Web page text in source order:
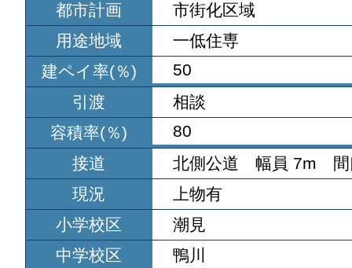
都市計画
市街化区域
用途地域
一低住専
建ペイ率(％)
50
引渡
相談
容積率(％)
80
接道
北側公道 幅員 7m 間
現況
上物有
小学校区
潮見
中学校区
鴨川